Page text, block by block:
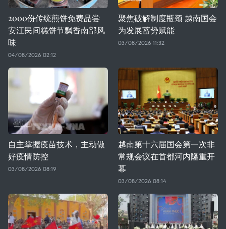
2000份传统煎饼免费品尝
安江民间糕饼节飘香南部风
味
04/08/2026 02:12
聚焦破解制度瓶颈 越南国会
为发展蓄势赋能
03/08/2026 11:32
自主掌握疫苗技术，主动做
好疫情防控
03/08/2026 08:19
越南第十六届国会第一次非
常规会议在首都河内隆重开
幕
03/08/2026 08:14